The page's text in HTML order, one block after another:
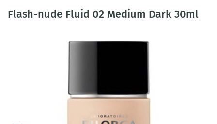
Flash-nude Fluid 02 Medium Dark 30ml